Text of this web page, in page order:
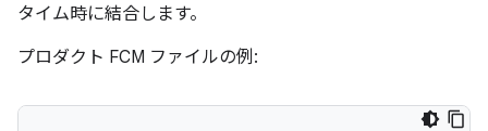
タイム時に結合します。
プロダクト FCM ファイルの例: